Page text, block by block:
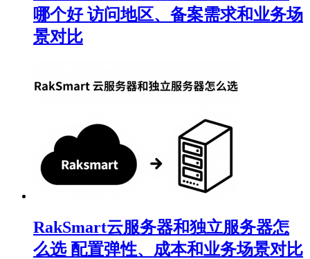
哪个好 访问地区、备案需求和业务场
景对比
RakSmart云服务器和独立服务器怎
么选 配置弹性、成本和业务场景对比